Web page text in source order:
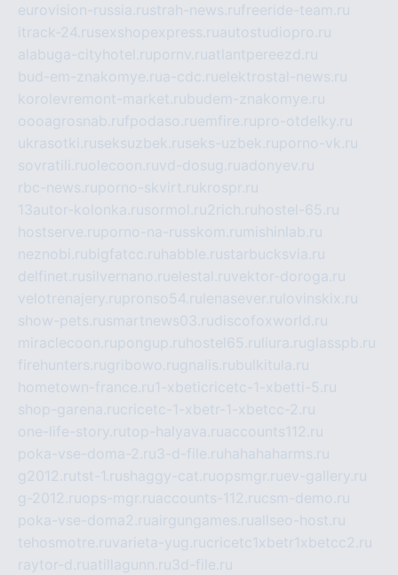
eurovision-russia.rustrah-news.rufreeride-team.ru
itrack-24.rusexshopexpress.ruautostudiopro.ru
alabuga-cityhotel.rupornv.ruatlantpereezd.ru
bud-em-znakomye.rua-cdc.ruelektrostal-news.ru
korolevremont-market.rubudem-znakomye.ru
oooagrosnab.rufpodaso.ruemfire.rupro-otdelky.ru
ukrasotki.ruseksuzbek.ruseks-uzbek.ruporno-vk.ru
sovratili.ruolecoon.ruvd-dosug.ruadonyev.ru
rbc-news.ruporno-skvirt.rukrospr.ru
13autor-kolonka.rusormol.ru2rich.ru hostel-65.ru
hostserve.ruporno-na-russkom.ru mishinlab.ru
neznobi.rubigfatcc.ru habble.rustarbucksvia.ru
delfinet.rusilvernano.ruelestal.ruvektor-doroga.ru
velotrenajery.rupronso54.ru lenasever.ru lovinskix.ru
show-pets.rusmartnews03.rudiscofoxworld.ru
miraclecoon.rupongup.ru hostel65.ru liura.ruglasspb.ru
firehunters.rugribowo.rugnalis.rubulkitula.ru
hometown-france.ru1-xbeticricetc-1-xbetti-5.ru
shop-garena.rucricetc-1-xbetr-1-xbetcc-2.ru
one-life-story.rutop-halyava.ruaccounts112.ru
poka-vse-doma-2.ru3-d-file.ru hahahaharms.ru
g2012.rutst-1.rushaggy-cat.ruopsmgr.ruev-gallery.ru
g-2012.ruops-mgr.ruaccounts-112.rucsm-demo.ru
poka-vse-doma2.ruairgungames.ruallseo-host.ru
tehosmotre.ruvarieta-yug.rucricetc1xbetr1xbetcc2.ru
raytor-d.ruatillagunn.ru3d-file.ru